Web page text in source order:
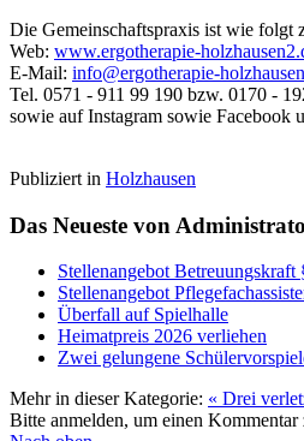
Die Gemeinschaftspraxis ist wie folgt
Web: www.ergotherapie-
E-Mail: info@ergotherapie-
Tel. 0571 - 911 99 190 bzw. 0170 -
sowie auf Instagram sowie Facebook
Publiziert in Holzhausen
Das Neueste von
Stellenangebot
Stellenangebot
Überfall auf Spielhalle
Heimatpreis 2026 verliehen
Zwei gelungene
Mehr in dieser Kategorie: « Drei
Bitte anmelden, um einen Kommentar